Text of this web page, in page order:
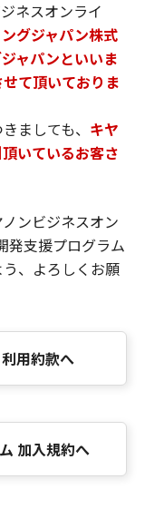
ネスオンライ
グジャパン株式
ャパンといいま
て頂いておりま
ましても、 キヤ
いているお客さ
ンビジネスオン
発支援プログラム
、よろしくお願
用約款へ
加入規約へ